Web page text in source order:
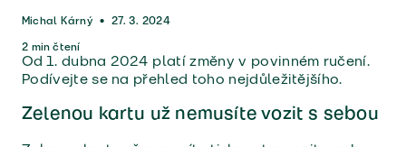
Michal Kárný • 27. 3. 2024
2 min čtení
Od 1. dubna 2024 platí změny v povinném ručení.
Podívejte se na přehled toho nejdůležitějšího.
Zelenou kartu už nemusíte vozit s sebou